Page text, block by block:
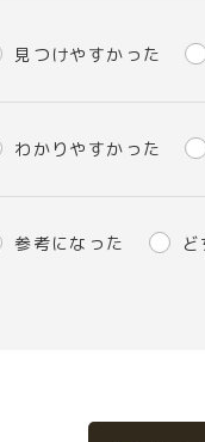
見つけやすかった
わかりやすかった
参考になった